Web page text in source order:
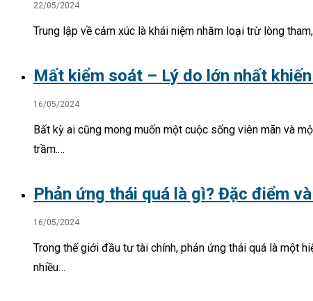
22/05/2024
Trung lập về cảm xúc là khái niệm nhằm loại trừ lòng
Mất kiểm soát – Lý do lớn nhất
16/05/2024
Bất kỳ ai cũng mong muốn một cuộc sống viên mãn và
trầm.…
Phản ứng thái quá là gì? Đặc điểm
16/05/2024
Trong thế giới đầu tư tài chính, phản ứng thái quá là một
nhiều…